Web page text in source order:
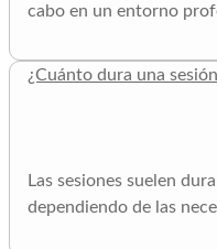
cabo en un entorno
¿Cuánto dura una
Las sesiones suelen
dependiendo de las